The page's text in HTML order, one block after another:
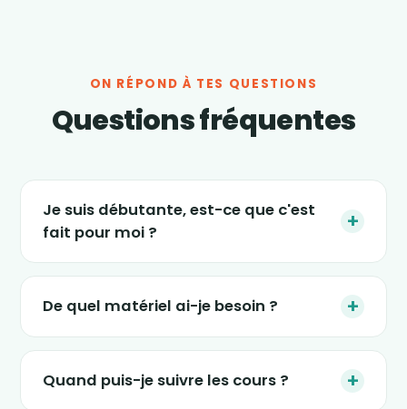
ON RÉPOND À TES QUESTIONS
Questions fréquentes
Je suis débutante, est-ce que c'est
fait pour moi ?
+
Absolument. Les séances s'adaptent à tous
semaines » est justement conçu pour
(re)démarrer en douceur, sans impact et sans
De quel matériel ai-je besoin ? +
Le strict minimum : une tablette, un ordinateur
ou un smartphone, un petit espace dans ton
salon et une tenue confortable. Certaines
Quand puis-je suivre les cours ? +